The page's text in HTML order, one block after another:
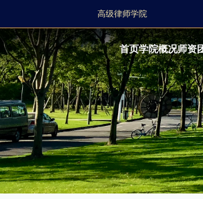
高级律师学院
首页学院概况师资